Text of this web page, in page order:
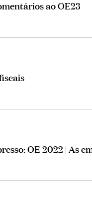
ao OE23
OE 2022 | As